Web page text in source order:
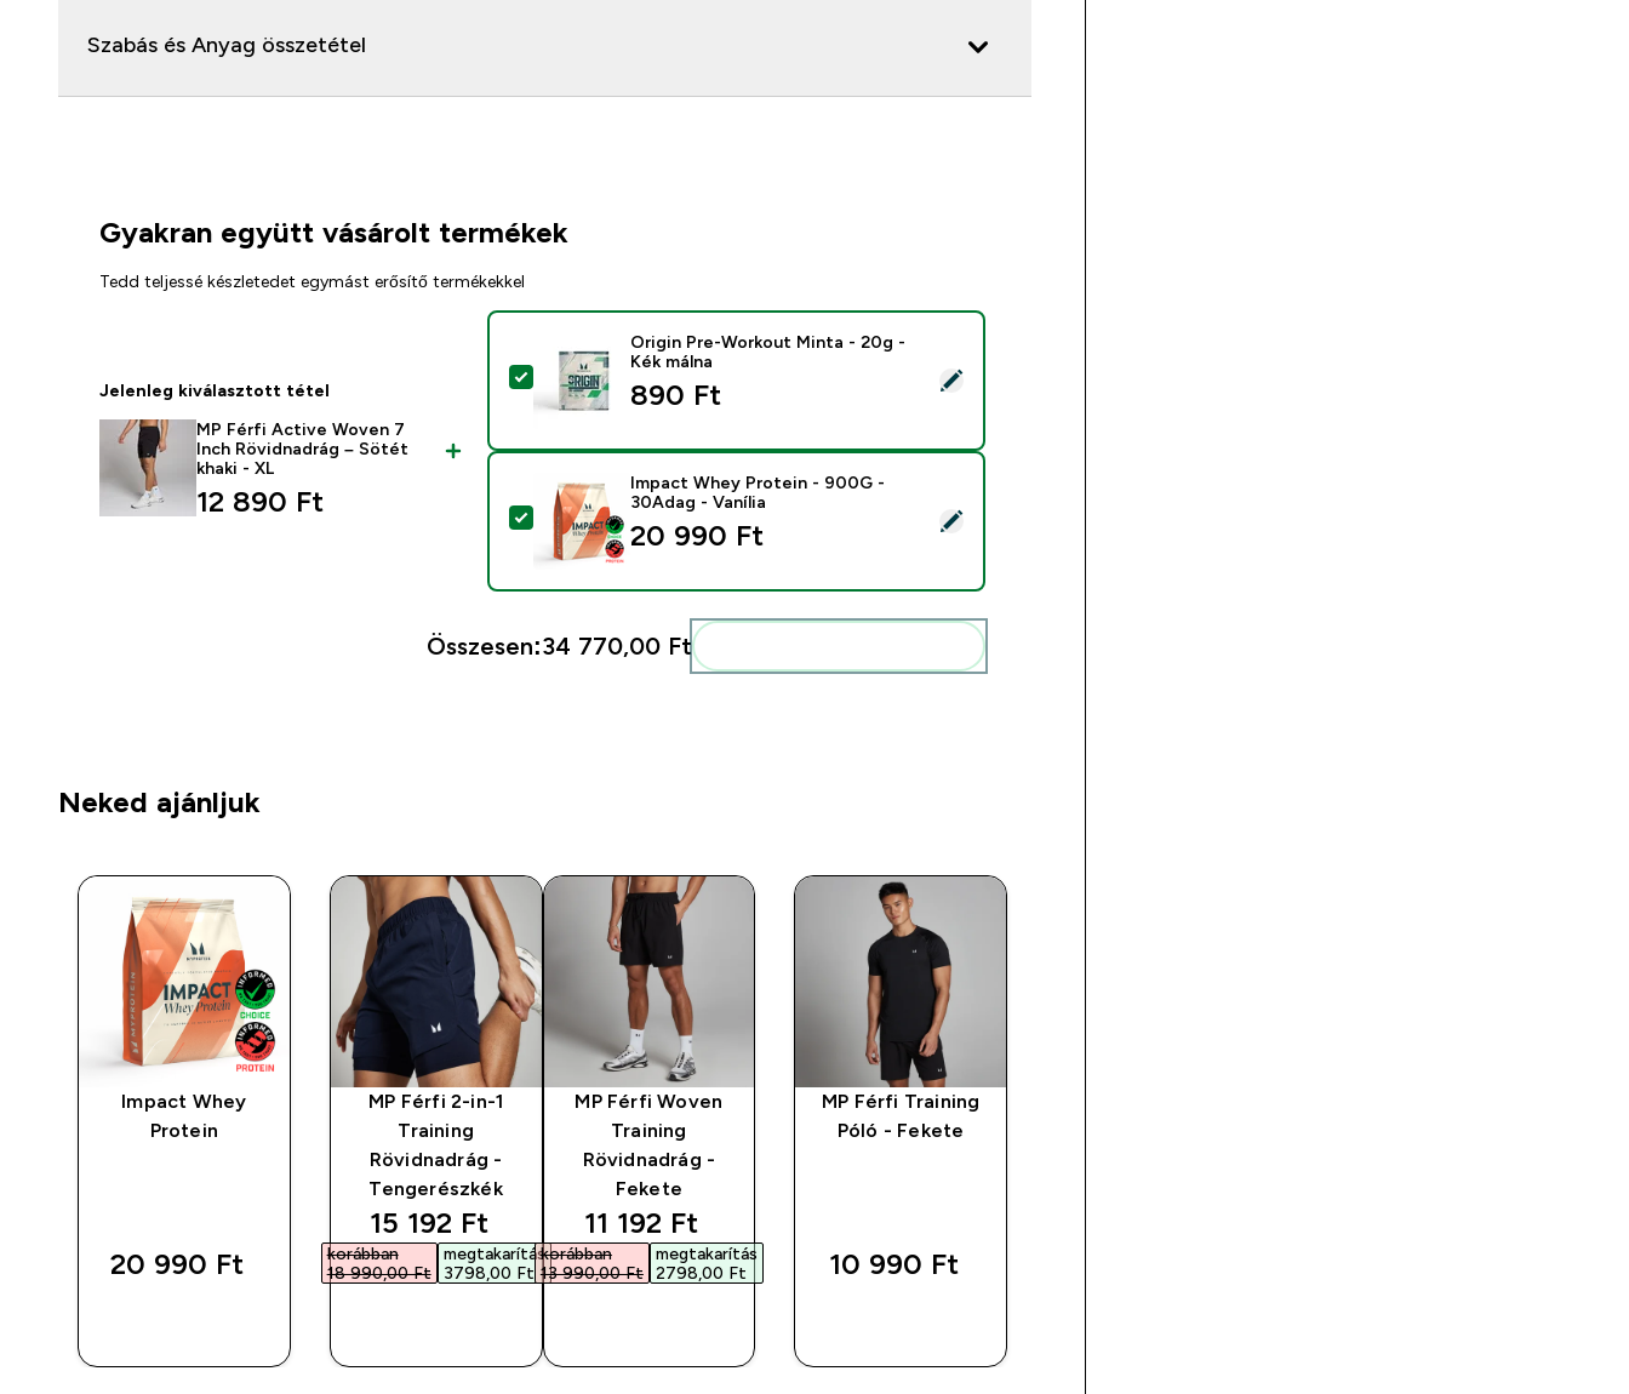
Szabás és Anyag összetétel
Gyakran együtt vásárolt termékek
Tedd teljessé készletedet egymást erősítő termékekkel
Jelenleg kiválasztott tétel
MP Férfi Active Woven 7
Inch Rövidnadrág – Sötét
khaki - XL
12 890 Ft‎
Termék kiválasztása - Origin Pre-Workout Minta - 20g - Kék málna
Origin Pre-Workout Minta - 20g -
Kék málna
890 Ft‎
Termék kiválasztása - Impact Whey Protein - 900G - 30Adag - Vanília
Impact Whey Protein - 900G -
30Adag - Vanília
20 990 Ft‎
Összesen:34 770,00 Ft‎
Neked ajánljuk
Impact Whey
Protein
20 990 Ft‎
MP Férfi 2-in-1
Training
Rövidnadrág -
Tengerészkék
discounted price
15 192 Ft‎
korábban
18 990,00 Ft‎
megtakarítás
3798,00 Ft‎
MP Férfi Woven
Training
Rövidnadrág -
Fekete
discounted price
11 192 Ft‎
korábban
13 990,00 Ft‎
megtakarítás
2798,00 Ft‎
MP Férfi Training
Póló - Fekete
10 990 Ft‎